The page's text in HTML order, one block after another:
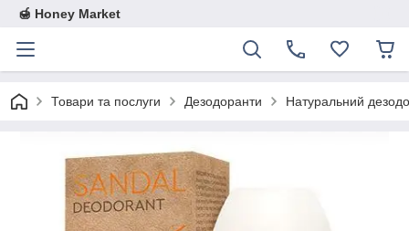
🍯 Honey Market
Товари та послуги Дезодоранти Натуральний